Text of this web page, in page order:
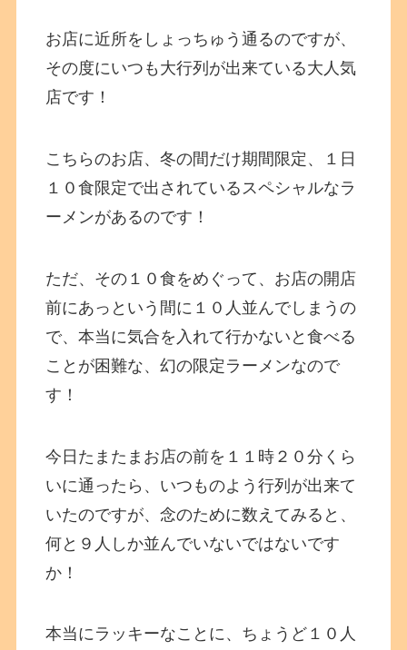
お店に近所をしょっちゅう通るのですが、
その度にいつも大行列が出来ている大人気
店です！
こちらのお店、冬の間だけ期間限定、１日
１０食限定で出されているスペシャルなラ
ーメンがあるのです！
ただ、その１０食をめぐって、お店の開店
前にあっという間に１０人並んでしまうの
で、本当に気合を入れて行かないと食べる
ことが困難な、幻の限定ラーメンなので
す！
今日たまたまお店の前を１１時２０分くら
いに通ったら、いつものよう行列が出来て
いたのですが、念のために数えてみると、
何と９人しか並んでいないではないです
か！
本当にラッキーなことに、ちょうど１０人